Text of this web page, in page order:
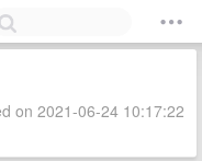
on 2021-06-24 10:17:22